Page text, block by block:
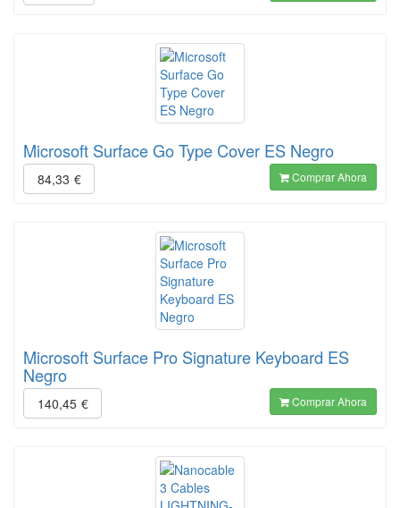
Microsoft Surface Go Type Cover ES Negro
84,33 € Comprar Ahora
Microsoft Surface Pro Signature Keyboard ES
Negro
140,45 € Comprar Ahora